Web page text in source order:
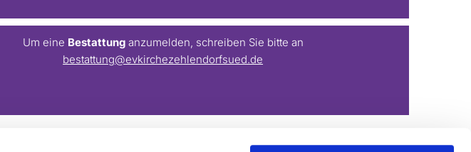
Um eine Bestattunganzumelden, schreiben Sie bitte an
bestattung@evkirchezehlendorfsued.de